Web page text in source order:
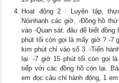
Hoạt động 2 : Luyện tập,
Nóinhanh các giờ. -Đồng hồ
vào -Quan sát. đâu để biết
phút tối còn gọi là mấy giờ ? -7
kim phút chỉ vào số 3. -Tiến
lại. -7 giờ 15 phút tối còn gọi
tiếp với các đồng hồ còn lại.
em đọc câu chỉ hành động, 1